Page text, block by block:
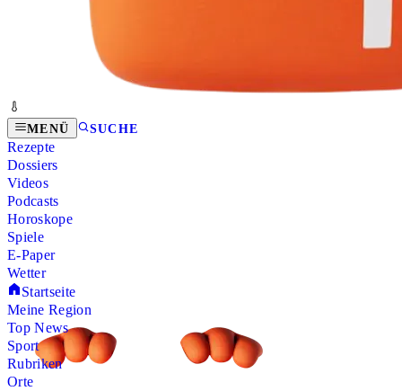
MENÜ SUCHE
Rezepte
Dossiers
Videos
Podcasts
Horoskope
Spiele
E-Paper
Wetter
Startseite
Meine Region
Top News
Sport
Rubriken
Orte